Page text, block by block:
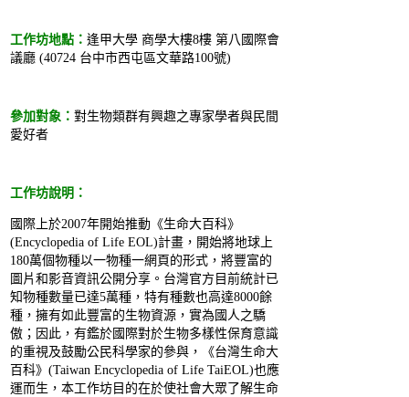
工作坊地點： 逢甲大學 商學大樓8樓 第八國際會
議廳 (40724 台中市西屯區文華路100號)
參加對象： 對生物類群有興趣之專家學者與民間
愛好者
工作坊說明：
國際上於2007年開始推動《生命大百科》
(Encyclopedia of Life EOL)計畫，開始將地球上
180萬個物種以一物種一網頁的形式，將豐富的
圖片和影音資訊公開分享。台灣官方目前統計已
知物種數量已達5萬種，特有種數也高達8000餘
種，擁有如此豐富的生物資源，實為國人之驕
傲；因此，有鑑於國際對於生物多樣性保育意識
的重視及鼓勵公民科學家的參與，《台灣生命大
百科》(Taiwan Encyclopedia of Life TaiEOL)也應
運而生，本工作坊目的在於使社會大眾了解生命